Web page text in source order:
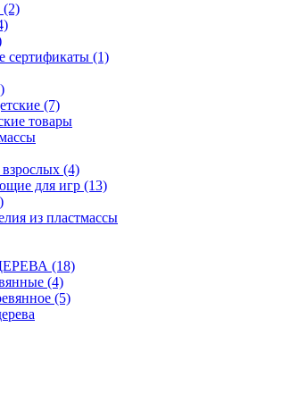
сертификаты (1)
(7)
товары
(4)
для игр (13)
из пластмассы
(18)
(4)
(5)